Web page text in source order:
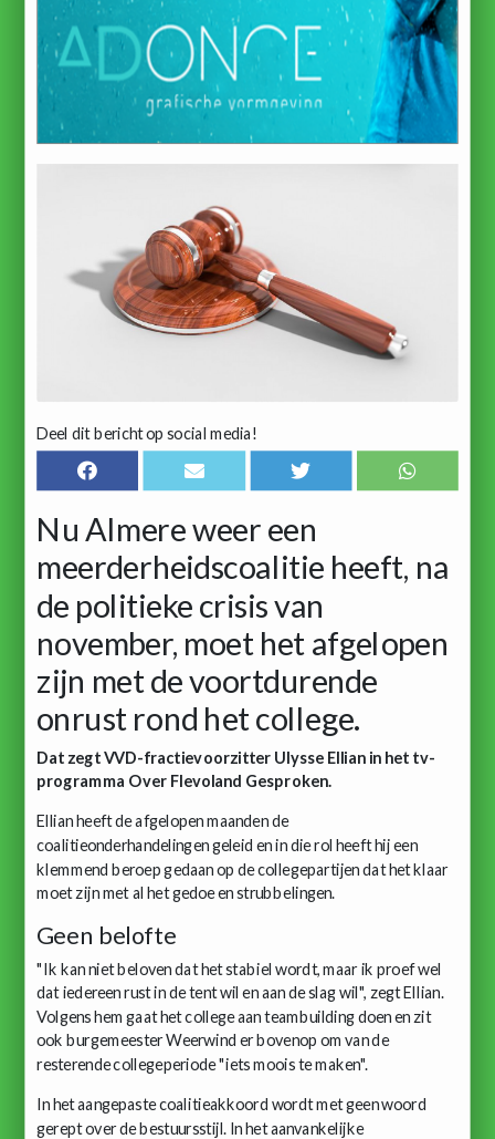
Deel dit bericht op social media!
Nu Almere weer een
meerderheidscoalitie heeft, na
de politieke crisis van
november, moet het afgelopen
zijn met de voortdurende
onrust rond het college.
Dat zegt VVD-fractievoorzitter Ulysse Ellian in het tv-
programma Over Flevoland Gesproken.
Ellian heeft de afgelopen maanden de
coalitieonderhandelingen geleid en in die rol heeft hij een
klemmend beroep gedaan op de collegepartijen dat het klaar
moet zijn met al het gedoe en strubbelingen.
Geen belofte
"Ik kan niet beloven dat het stabiel wordt, maar ik proef wel
dat iedereen rust in de tent wil en aan de slag wil", zegt Ellian.
Volgens hem gaat het college aan teambuilding doen en zit
ook burgemeester Weerwind er bovenop om van de
resterende collegeperiode "iets moois te maken".
In het aangepaste coalitieakkoord wordt met geen woord
gerept over de bestuursstijl. In het aanvankelijke